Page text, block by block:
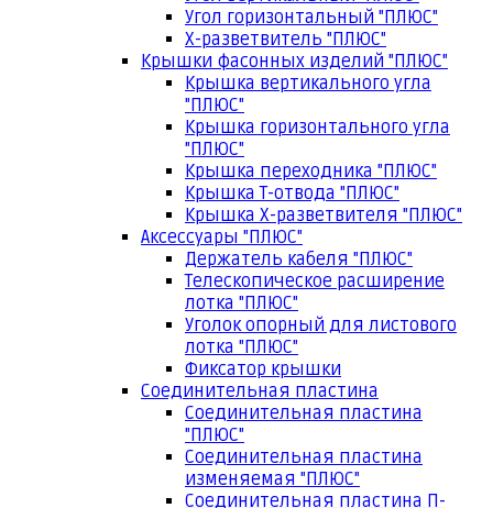
Угол горизонтальный "ПЛЮС"
Х-разветвитель "ПЛЮС"
Крышки фасонных изделий "ПЛЮС"
Крышка вертикального угла
"ПЛЮС"
Крышка горизонтального угла
"ПЛЮС"
Крышка переходника "ПЛЮС"
Крышка Т-отвода "ПЛЮС"
Крышка Х-разветвителя "ПЛЮС"
Аксессуары "ПЛЮС"
Держатель кабеля "ПЛЮС"
Телескопическое расширение
лотка "ПЛЮС"
Уголок опорный для листового
лотка "ПЛЮС"
Фиксатор крышки
Соединительная пластина
Соединительная пластина
"ПЛЮС"
Соединительная пластина
изменяемая "ПЛЮС"
Соединительная пластина П-